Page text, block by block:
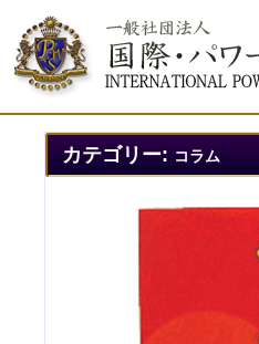
カテゴリー: コラム